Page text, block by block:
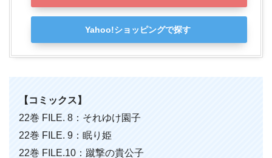
Yahoo!ショッピングで探す
【コミックス】
22巻 FILE. 8：それゆけ園子
22巻 FILE. 9：眠り姫
22巻 FILE.10：蹴撃の貴公子